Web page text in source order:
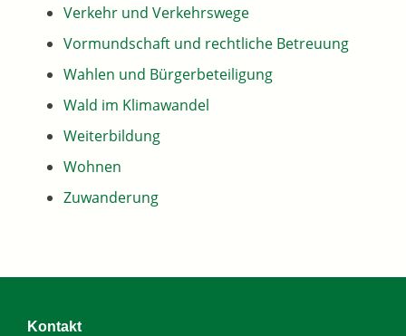
Verkehr und Verkehrswege
Vormundschaft und rechtliche Betreuung
Wahlen und Bürgerbeteiligung
Wald im Klimawandel
Weiterbildung
Wohnen
Zuwanderung
Kontakt